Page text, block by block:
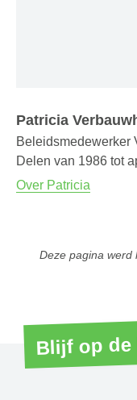
Patricia
Beleidsmedewerker
Delen van 1986 tot
Over Patricia
Deze pagina werd
Blijf op